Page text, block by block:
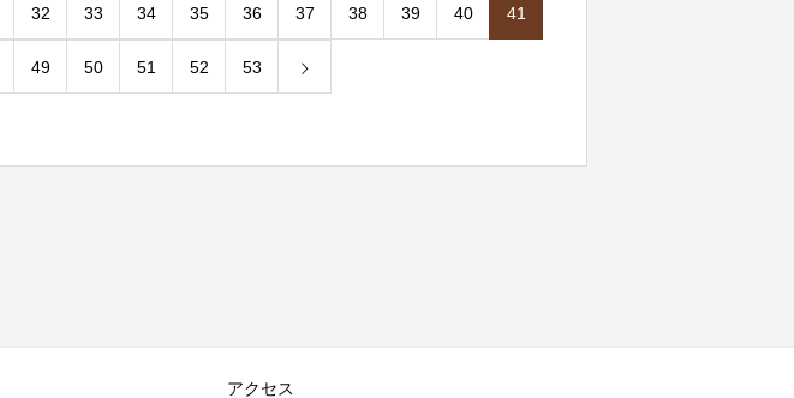
32 33 34 35 36 37 38 39 40 41
49 50 51 52 53
アクセス